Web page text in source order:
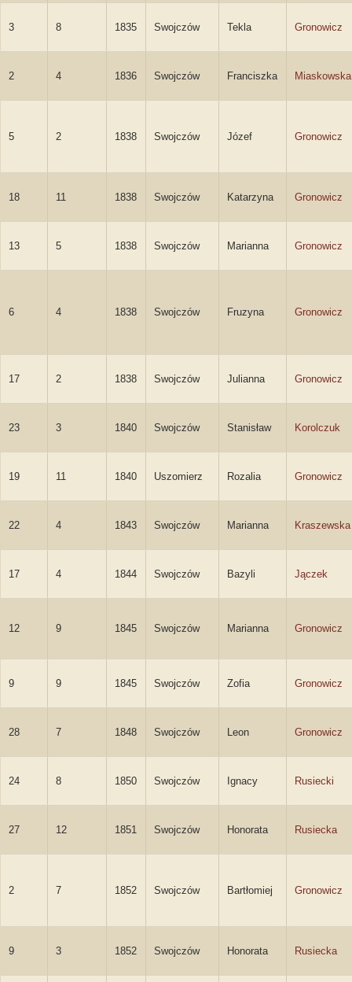
3 8 1835 Swojczów Tekla Gronowicz
2 4 1836 Swojczów Franciszka Miaskowska
5 2 1838 Swojczów Józef Gronowicz
18 11 1838 Swojczów Katarzyna Gronowicz
13 5 1838 Swojczów Marianna Gronowicz
6 4 1838 Swojczów Fruzyna Gronowicz
17 2 1838 Swojczów Julianna Gronowicz
23 3 1840 Swojczów Stanisław Korolczuk
19 11 1840 Uszomierz Rozalia Gronowicz
22 4 1843 Swojczów Marianna Kraszewska
17 4 1844 Swojczów Bazyli Jączek
12 9 1845 Swojczów Marianna Gronowicz
9 9 1845 Swojczów Zofia Gronowicz
28 7 1848 Swojczów Leon Gronowicz
24 8 1850 Swojczów Ignacy Rusiecki
27 12 1851 Swojczów Honorata Rusiecka
2 7 1852 Swojczów Bartłomiej Gronowicz
9 3 1852 Swojczów Honorata Rusiecka